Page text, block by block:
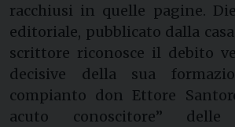
racchiusi in quelle pagine.
editoriale, pubblicato dalla
scrittore riconosce il debito
decisive della sua
compianto don Ettore
acuto conoscitore”